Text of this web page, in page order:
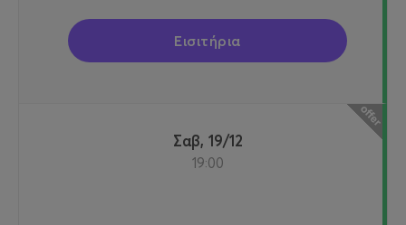
Εισιτήρια
Σαβ, 19/12
19:00